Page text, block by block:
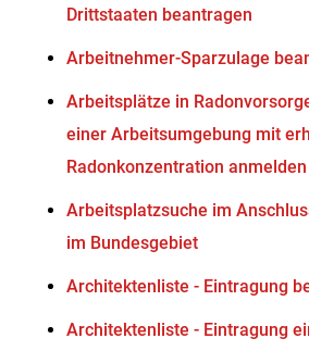
Drittstaaten beantragen
Arbeitnehmer-Sparzulage
Arbeitsplätze in
einer Arbeitsumgebung mit
Radonkonzentration anmelden
Arbeitsplatzsuche im
im Bundesgebiet
Architektenliste - Eintragung
Architektenliste - Eintragung